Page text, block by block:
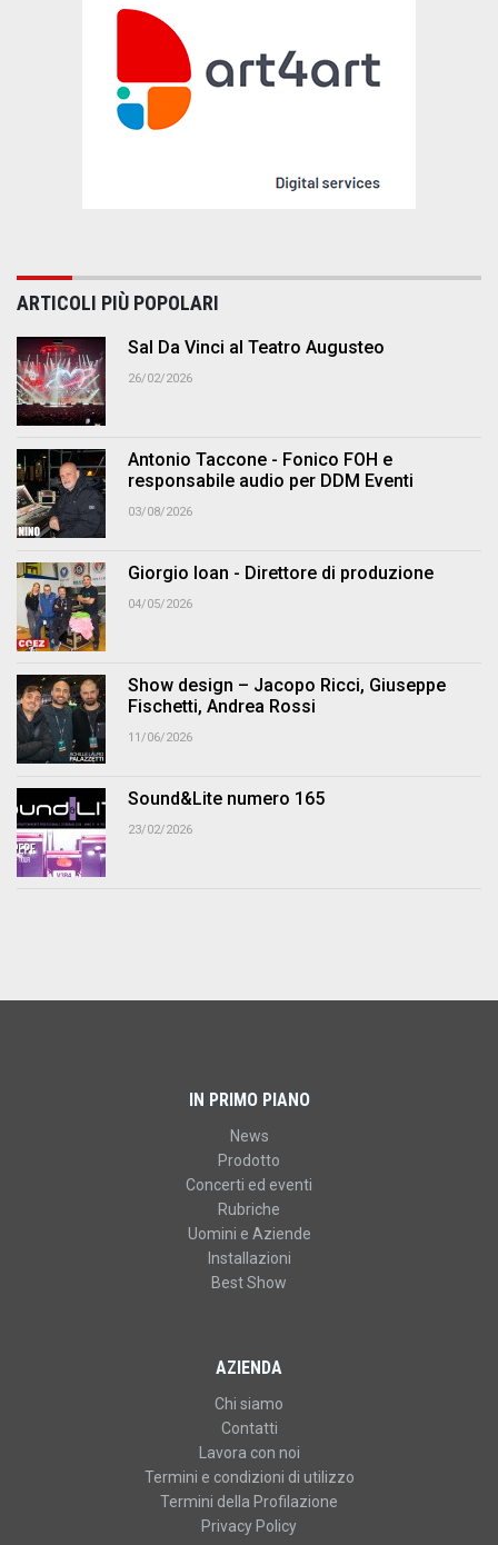
ARTICOLI PIÙ POPOLARI
Sal Da Vinci al Teatro Augusteo
26/02/2026
Antonio Taccone - Fonico FOH e
responsabile audio per DDM Eventi
03/08/2026
Giorgio Ioan - Direttore di produzione
04/05/2026
Show design – Jacopo Ricci, Giuseppe
Fischetti, Andrea Rossi
11/06/2026
Sound&Lite numero 165
23/02/2026
IN PRIMO PIANO
News
Prodotto
Concerti ed eventi
Rubriche
Uomini e Aziende
Installazioni
Best Show
AZIENDA
Chi siamo
Contatti
Lavora con noi
Termini e condizioni di utilizzo
Termini della Profilazione
Privacy Policy